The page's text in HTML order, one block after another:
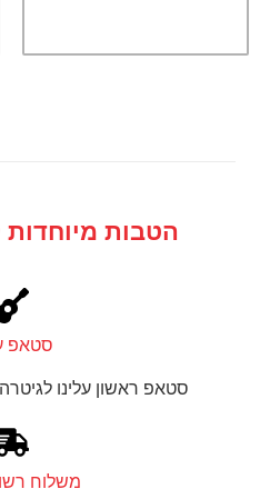
הטבות מיוחדות
סטאפ
סטאפ ראשון עלינו
משלוח